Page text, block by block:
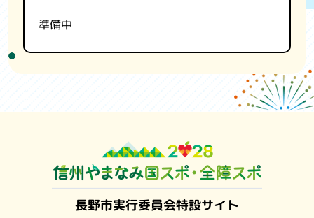
準備中
長野市実行委員会特設サイト